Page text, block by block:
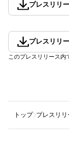
プレスリリ
プレスリリ
このプレスリリース内
トップ プレスリリ